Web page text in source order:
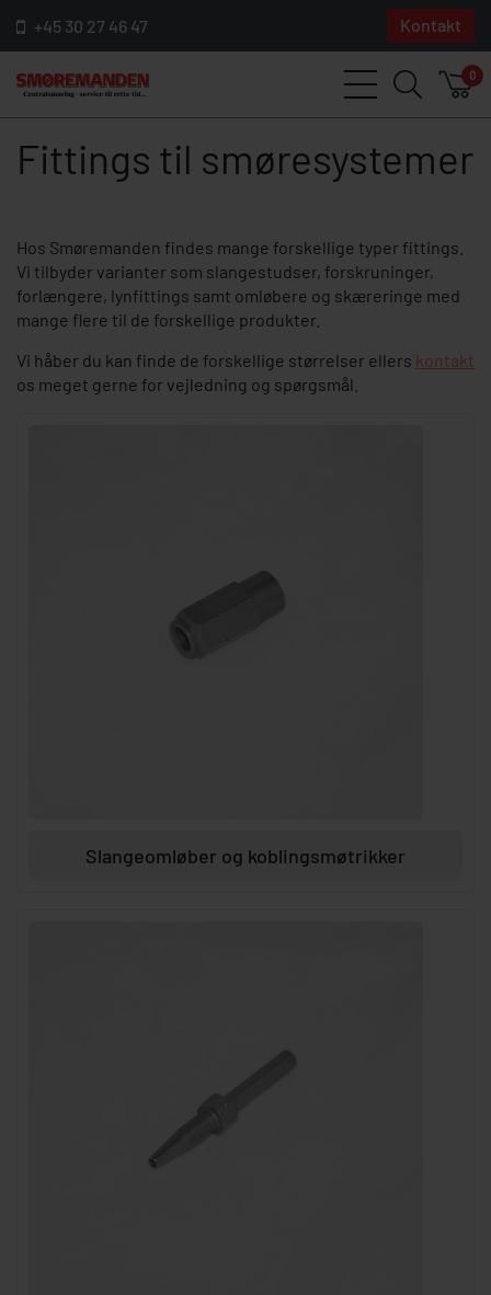
+45 30 27 46 47 Kontakt
0
Fittings til smøresystemer
Hos Smøremanden findes mange forskellige typer fittings.
Vi tilbyder varianter som slangestudser, forskruninger,
forlængere, lynfittings samt omløbere og skæreringe med
mange flere til de forskellige produkter.
Vi håber du kan finde de forskellige størrelser ellers kontakt
os meget gerne for vejledning og spørgsmål.
Slangeomløber og koblingsmøtrikker